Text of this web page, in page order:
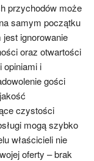
przychodów może
samym początku
ignorowanie
oraz otwartości
opiniami i
gości
czystości
mogą szybko
właścicieli nie
oferty – brak